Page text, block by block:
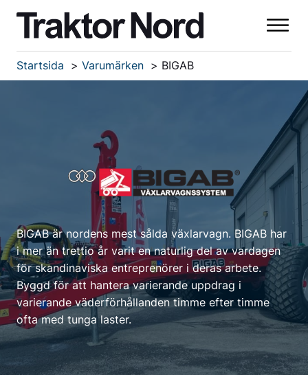
Startsida Varumärken BIGAB
BIGAB är nordens mest sålda växlarvagn. BIGAB har
i mer än trettio år varit en naturlig del av vardagen
för skandinaviska entreprenörer i deras arbete.
Byggd för att hantera varierande uppdrag i
varierande väderförhållanden timme efter timme
ofta med tunga laster.